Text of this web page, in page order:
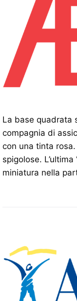
La base quadrata
compagnia di
con una tinta
spigolose.
miniatura nella